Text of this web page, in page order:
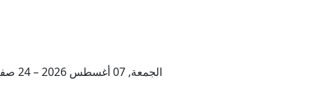
الجمعة, 07 أغسطس 2026 – 24 صفر 1448 هـ